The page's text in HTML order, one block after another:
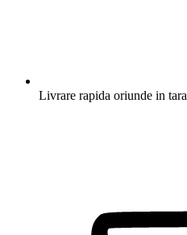
Livrare rapida oriunde in tara